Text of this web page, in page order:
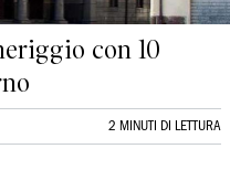
con 10
2 MINUTI DI LETTURA